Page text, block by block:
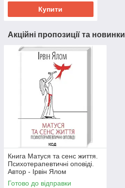
Купити
Акційні пропозиції та новинки
Книга Матуся та сенс життя.
Психотерапевтичні оповіді.
Автор - Ірвін Ялом
Готово до відправки